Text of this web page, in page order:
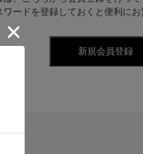
ードを登録しておくと便利に